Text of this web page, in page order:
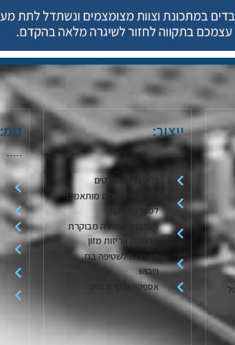
ייצור:
גלאי גז סטנדרטים
גלאים ומכשירים מותאמים
למפרט הלקוח
מערכות לאווירה מבוקרת
/ דגימת אריזות מזון
מערכות לשטיפה בגז
וייבוש
אספקה ובקרת גזים
נימ: